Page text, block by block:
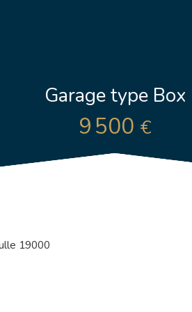
Garage type Box
9 500 €
19000